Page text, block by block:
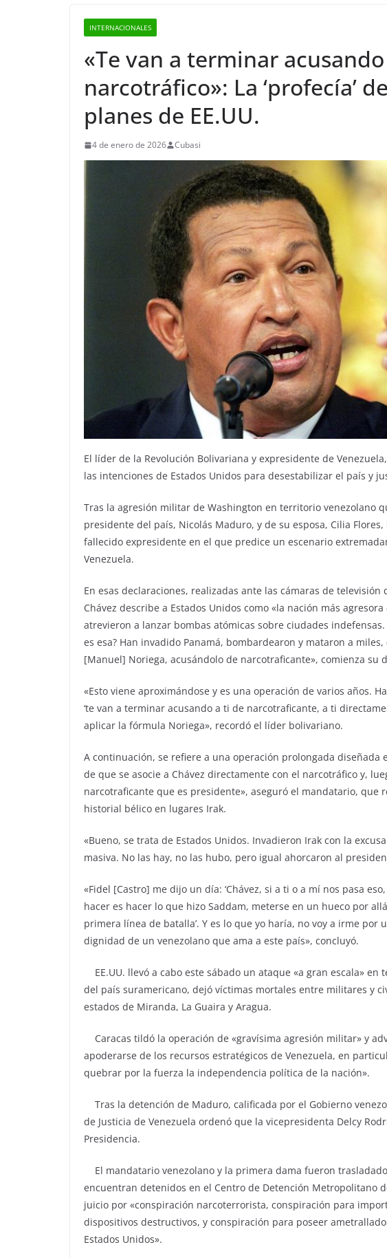
INTERNACIONALES
«Te van a terminar
narcotráfico»: La ‘profecía’
planes de EE.UU.
4 de enero de 2026 Cubasi
El líder de la Revolución Bolivariana y expresidente de
las intenciones de Estados Unidos para desestabilizar el país y
Tras la agresión militar de Washington en territorio venezolano
presidente del país, Nicolás Maduro, y de su esposa, Cilia
fallecido expresidente en el que predice un escenario
Venezuela.
En esas declaraciones, realizadas ante las cámaras de
Chávez describe a Estados Unidos como «la nación más
atrevieron a lanzar bombas atómicas sobre ciudades
es esa? Han invadido Panamá, bombardearon y mataron a
[Manuel] Noriega, acusándolo de narcotraficante», comienza su
«Esto viene aproximándose y es una operación de varios años.
‘te van a terminar acusando a ti de narcotraficante, a ti
aplicar la fórmula Noriega», recordó el líder bolivariano.
A continuación, se refiere a una operación prolongada diseñada
de que se asocie a Chávez directamente con el narcotráfico y,
narcotraficante que es presidente», aseguró el mandatario, que
historial bélico en lugares Irak.
«Bueno, se trata de Estados Unidos. Invadieron Irak con la
masiva. No las hay, no las hubo, pero igual ahorcaron al
«Fidel [Castro] me dijo un día: ‘Chávez, si a ti o a mí nos pasa
hacer es hacer lo que hizo Saddam, meterse en un hueco por
primera línea de batalla’. Y es lo que yo haría, no voy a irme por
dignidad de un venezolano que ama a este país», concluyó.
EE.UU. llevó a cabo este sábado un ataque «a gran escala»
del país suramericano, dejó víctimas mortales entre militares y
estados de Miranda, La Guaira y Aragua.
Caracas tildó la operación de «gravísima agresión militar» y
apoderarse de los recursos estratégicos de Venezuela, en
quebrar por la fuerza la independencia política de la nación».
Tras la detención de Maduro, calificada por el Gobierno
de Justicia de Venezuela ordenó que la vicepresidenta Delcy
Presidencia.
El mandatario venezolano y la primera dama fueron
encuentran detenidos en el Centro de Detención Metropolitano
juicio por «conspiración narcoterrorista, conspiración para
dispositivos destructivos, y conspiración para poseer
Estados Unidos».